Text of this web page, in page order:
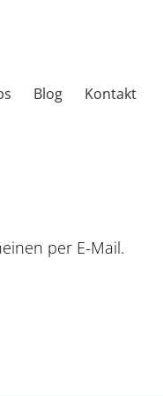
Blog Kontakt
per E-Mail.